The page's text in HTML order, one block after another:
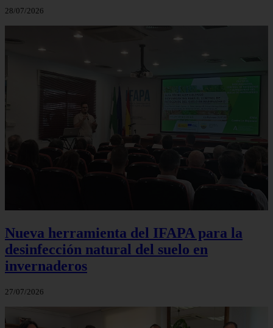
28/07/2026
Nueva herramienta del IFAPA para la
desinfección natural del suelo en
invernaderos
27/07/2026